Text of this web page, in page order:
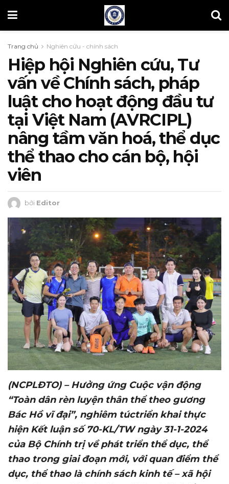
Trang chủ Nghiên cứu - chính sách
Hiệp hội Nghiên cứu, Tư
vấn về Chính sách, pháp
luật cho hoạt động đầu tư
tại Việt Nam (AVRCIPL)
nâng tầm văn hoá, thể dục
thể thao cho cán bộ, hội
viên
bởi Editor
(NCPLĐTO) – Hưởng ứng Cuộc vận động
“Toàn dân rèn luyện thân thể theo gương
Bác Hồ vĩ đại”, nghiêm túctriển khai thực
hiện Kết luận số 70-KL/TW ngày 31-1-2024
của Bộ Chính trị về phát triển thể dục, thể
thao trong giai đoạn mới, với quan điểm thể
dục, thể thao là chính sách kinh tế – xã hội